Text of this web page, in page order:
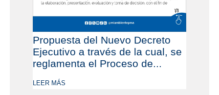
Propuesta del Nuevo Decreto
Ejecutivo a través de la cual, se
reglamenta el Proceso de...
LEER MÁS